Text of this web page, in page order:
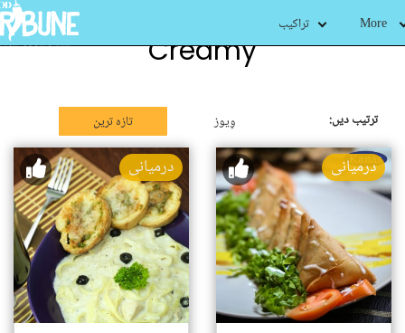
تراکیب More
Creamy
ترتیب دیں: تازہ ترین وِیوز
درمیانی درمیانی